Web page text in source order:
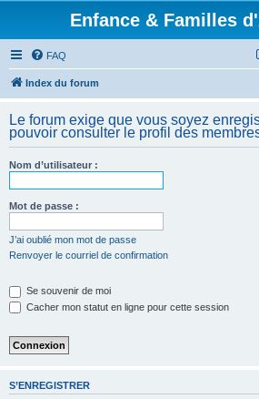
Enfance & Familles
FAQ
Index du forum
Le forum exige que vous soyez
pouvoir consulter le profil des
Nom d’utilisateur :
Mot de passe :
J’ai oublié mon mot de passe
Renvoyer le courriel de confirmation
Se souvenir de moi
Cacher mon statut en ligne pour cette session
S’ENREGISTRER